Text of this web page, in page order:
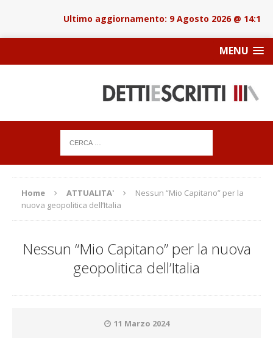
9 Agosto 2026 @ 14:18
MENU
Home ATTUALITA'
Nessun “Mio Capitano” per la
nuova geopolitica dell’Italia
Nessun “Mio Capitano” per la nuova
geopolitica dell’Italia
11 Marzo 2024